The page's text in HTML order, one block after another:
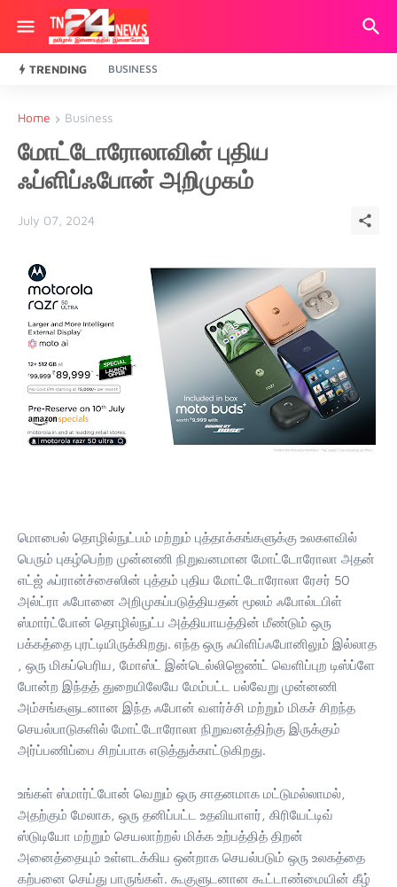
TRENDING BUSINESS
Home Business
மோட்டோரோலாவின் புதிய
ஃப்ளிப்ஃபோன் அறிமுகம்
July 07, 2024
மொபைல் தொழில்நுட்பம் மற்றும் புத்தாக்கங்களுக்கு உலகளவில்
பெரும் புகழ்பெற்ற முன்னணி நிறுவனமான மோட்டோரோலா அதன்
எட்ஜ் ஃப்ரான்ச்சைஸின் புத்தம் புதிய மோட்டோரோலா ரேசர் 50
அல்ட்ரா ஃபோனை அறிமுகப்படுத்தியதன் மூலம் ஃபோல்டபிள்
ஸ்மார்ட்போன் தொழில்நுட்ப அத்தியாயத்தின் மீண்டும் ஒரு
பக்கத்தை புரட்டியிருக்கிறது. எந்த ஒரு ஃபிளிப்ஃபோனிலும் இல்லாத
, ஒரு மிகப்பெரிய, மோஸ்ட் இன்டெல்லிஜெண்ட் வெளிப்புற டிஸ்ப்ளே
போன்ற இந்தத் துறையிலேயே மேம்பட்ட பல்வேறு முன்னணி
அம்சங்களுடனான இந்த ஃபோன் வளர்ச்சி மற்றும் மிகச் சிறந்த
செயல்பாடுகளில் மோட்டோரோலா நிறுவனத்திற்கு இருக்கும்
அர்ப்பணிப்பை சிறப்பாக எடுத்துக்காட்டுகிறது.
உங்கள் ஸ்மார்ட்போன் வெறும் ஒரு சாதனமாக மட்டுமல்லாமல்,
அதற்கும் மேலாக, ஒரு தனிப்பட்ட உதவியாளர், கிரியேட்டிவ்
ஸ்டுடியோ மற்றும் செயலாற்றல் மிக்க உற்பத்தித் திறன்
அனைத்தையும் உள்ளடக்கிய ஒன்றாக செயல்படும் ஒரு உலகத்தை
கற்பனை செய்து பாருங்கள். கூகுளுடனான கூட்டாண்மையின் கீழ்